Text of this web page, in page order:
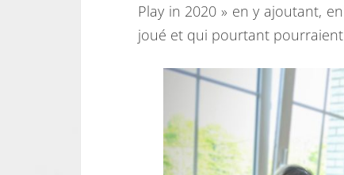
Play in 2020 » en y ajoutant,
joué et qui pourtant